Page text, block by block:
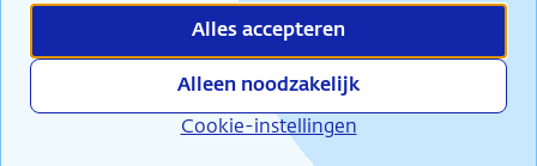
Alles accepteren
Alleen noodzakelijk
Cookie-instellingen